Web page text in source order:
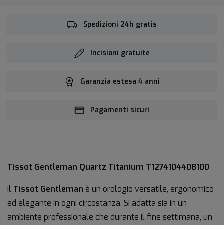
Spedizioni 24h gratis
Incisioni gratuite
Garanzia estesa 4 anni
Pagamenti sicuri
Tissot Gentleman Quartz Titanium T1274104408100
Il Tissot Gentleman è un orologio versatile, ergonomico
ed elegante in ogni circostanza. Si adatta sia in un
ambiente professionale che durante il fine settimana, un